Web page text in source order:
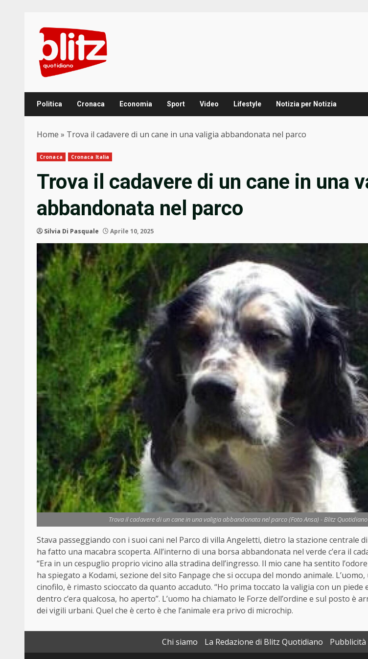
content
Politica Cronaca Economia Sport Video Lifestyle Notizia per Notizia
Home » Trova il cadavere di un cane in una valigia abbandonata nel parco
Cronaca Cronaca Italia
Trova il cadavere di un cane in una
abbandonata nel parco
Silvia Di Pasquale Aprile 10, 2025
Trova il cadavere di un cane in una valigia abbandonata nel parco (Foto Ansa) - Blitz Quotidiano
Stava passeggiando con i suoi cani nel Parco di villa Angeletti, dietro la stazione centrale
ha fatto una macabra scoperta. All’interno di una borsa abbandonata nel verde c’era il
“Era in un cespuglio proprio vicino alla stradina dell’ingresso. Il mio cane ha sentito
ha spiegato a Kodami, sezione del sito Fanpage che si occupa del mondo animale.
cinofilo, è rimasto scioccato da quanto accaduto. “Ho prima toccato la valigia con un piede
dentro c’era qualcosa, ho aperto”. L’uomo ha chiamato le Forze dell’ordine e sul posto è
dei vigili urbani. Quel che è certo è che l’animale era privo di microchip.
Chi siamo La Redazione di Blitz Quotidiano Pubblicità